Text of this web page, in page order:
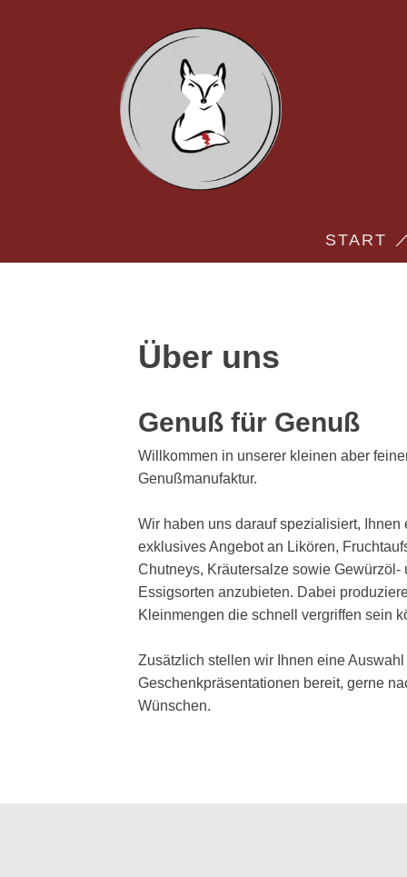
START
Über uns
Genuß für Genuß
Willkommen in unserer kleinen aber
Genußmanufaktur.
Wir haben uns darauf spezialisiert, Ihnen
exklusives Angebot an Likören,
Chutneys, Kräutersalze sowie Gewürzöl-
Essigsorten anzubieten. Dabei
Kleinmengen die schnell vergriffen sein
Zusätzlich stellen wir Ihnen eine Auswahl
Geschenkpräsentationen bereit, gerne
Wünschen.